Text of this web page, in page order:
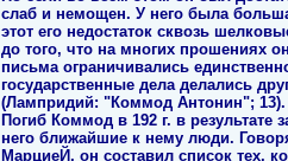
слаб и немощен. У него была
этот его недостаток сквозь
до того, что на многих прошениях
письма ограничивались
государственные дела делались
(Лампридий: "Коммод Антонин"; 13).
Погиб Коммод в 192 г. в результате
него ближайшие к нему люди.
МарциеЙ, он составил список тех,